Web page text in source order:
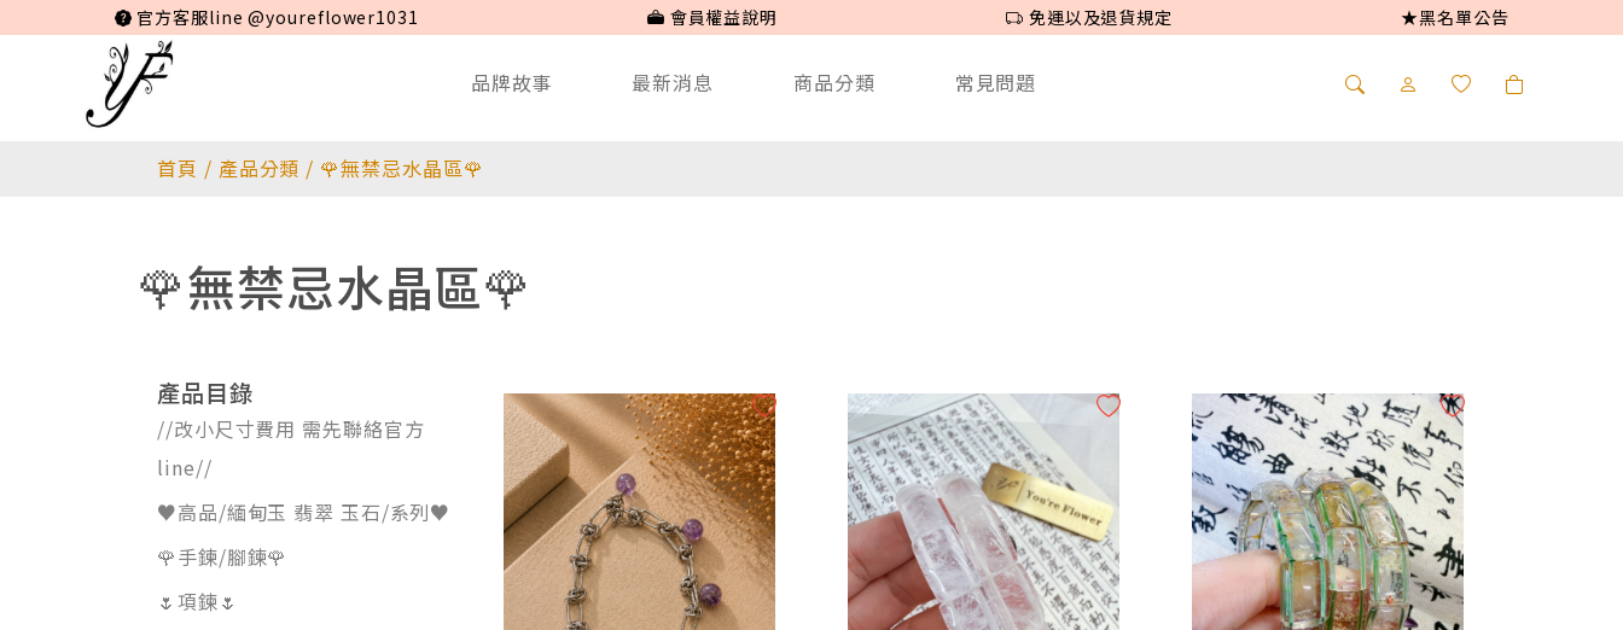
官方客服line @youreflower1031 會員權益說明 免運以及退貨規定 ★黑名單公告
品牌故事 最新消息 商品分類 常見問題
首頁 / 產品分類 / 🌹無禁忌水晶區🌹
🌹無禁忌水晶區🌹
產品目錄
//改小尺寸費用 需先聯絡官方
line//
♥️高品/緬甸玉 翡翠 玉石/系列♥️
🌹手鍊/腳鍊🌹
🌷項鍊🌷